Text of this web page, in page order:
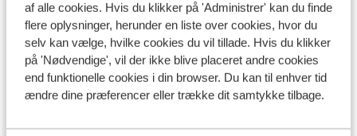
af alle cookies. Hvis du klikker på 'Administrer' kan du finde
flere oplysninger, herunder en liste over cookies, hvor du
selv kan vælge, hvilke cookies du vil tillade. Hvis du klikker
på 'Nødvendige', vil der ikke blive placeret andre cookies
end funktionelle cookies i din browser. Du kan til enhver tid
ændre dine præferencer eller trække dit samtykke tilbage.
Résidence Club MMV le Silvana
Résidence Club MMV le Silvana - Fordelagtig pris